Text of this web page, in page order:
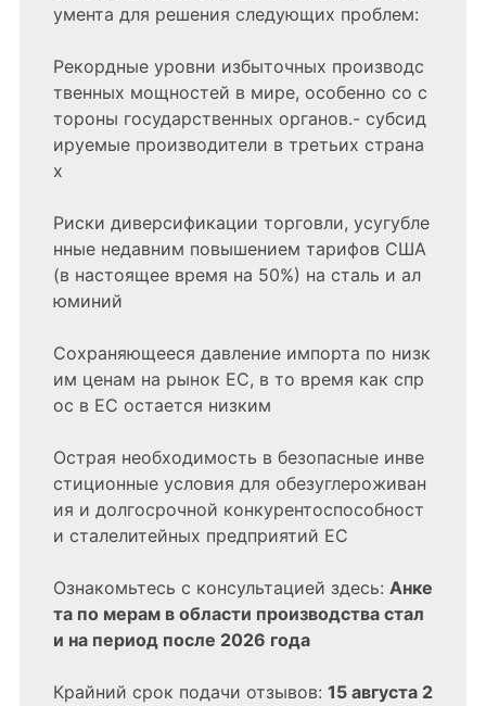
умента для решения следующих проблем:
Рекордные уровни избыточных производс
твенных мощностей в мире, особенно со с
тороны государственных органов.- субсид
ируемые производители в третьих страна
х
Риски диверсификации торговли, усугубле
нные недавним повышением тарифов США
(в настоящее время на 50%) на сталь и ал
юминий
Сохраняющееся давление импорта по низк
им ценам на рынок ЕС, в то время как спр
ос в ЕС остается низким
Острая необходимость в безопасные инве
стиционные условия для обезуглероживан
ия и долгосрочной конкурентоспособност
и сталелитейных предприятий ЕС
Ознакомьтесь с консультацией здесь: Анке
та по мерам в области производства стал
и на период после 2026 года
Крайний срок подачи отзывов: 15 августа 2